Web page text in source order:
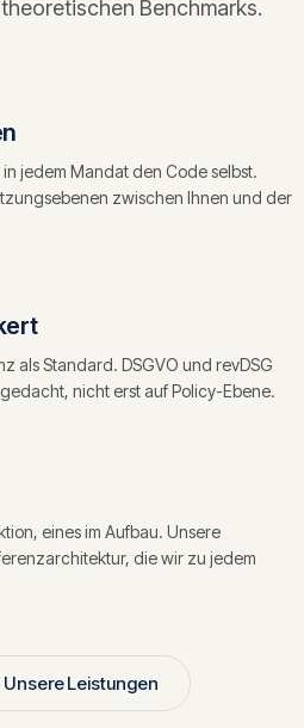
Benchmarks.
jedem Mandat den Code selbst.
zwischen Ihnen und der
als Standard. DSGVO und revDSG
nicht erst auf Policy-Ebene.
eines im Aufbau. Unsere
die wir zu jedem
Unsere Leistungen